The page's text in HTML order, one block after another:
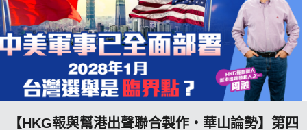
時事
博客
【HKG報與幫港出聲聯合製作‧華山論勢】第四